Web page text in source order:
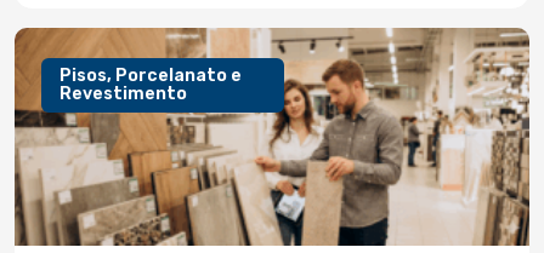
Pisos, Porcelanato e
Revestimento